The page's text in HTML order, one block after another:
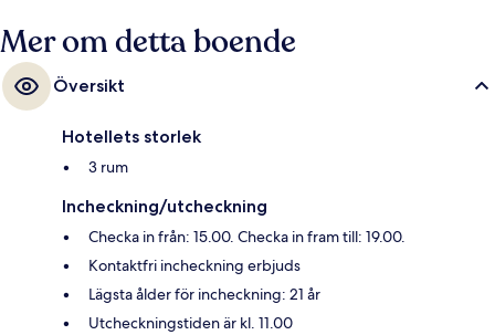
Mer om detta boende
Översikt
Hotellets storlek
3 rum
Incheckning/utcheckning
Checka in från: 15.00. Checka in fram till: 19.00.
Kontaktfri incheckning erbjuds
Lägsta ålder för incheckning: 21 år
Utcheckningstiden är kl. 11.00